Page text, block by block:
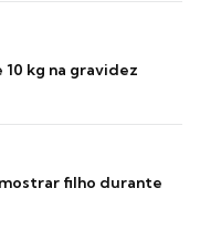
kg na gravidez
filho durante